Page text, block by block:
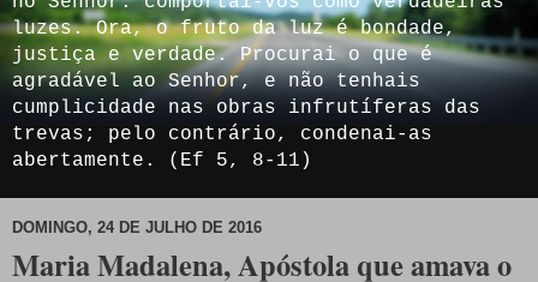
luzes. Ora, o fruto da luz é bondade,
justiça e verdade. Procurai o que é
agradável ao Senhor, e não tenhais
cumplicidade nas obras infrutíferas das
trevas; pelo contrário, condenai-as
abertamente. (Ef 5, 8-11)
DOMINGO, 24 DE JULHO DE 2016
Maria Madalena, Apóstola que amava o